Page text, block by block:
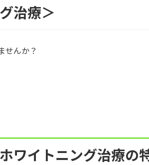
治療＞
せんか？
ワイトニング治療の